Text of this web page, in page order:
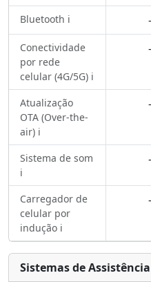
Bluetooth ℹ️
Conectividade
por rede
celular (4G/5G) ℹ️
Atualização
OTA (Over-the-
air) ℹ️
Sistema de som
ℹ️
Carregador de
celular por
indução ℹ️
Sistemas de